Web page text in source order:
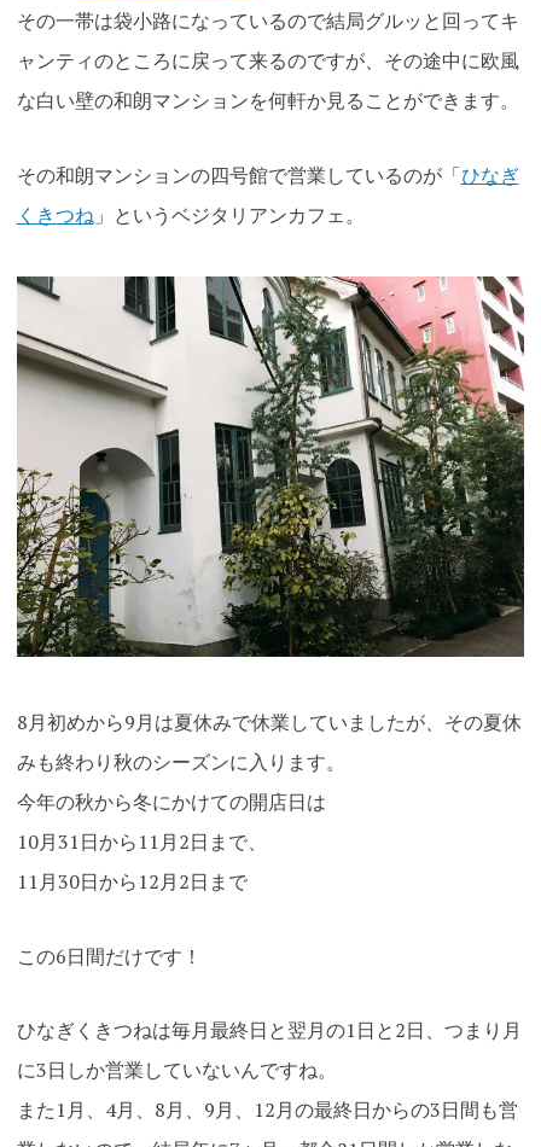
その一帯は袋小路になっているので結局グルッと回ってキ
ャンティのところに戻って来るのですが、その途中に欧風
な白い壁の和朗マンションを何軒か見ることができます。
その和朗マンションの四号館で営業しているのが「ひなぎ
くきつね」というベジタリアンカフェ。
8月初めから9月は夏休みで休業していましたが、その夏休
みも終わり秋のシーズンに入ります。
今年の秋から冬にかけての開店日は
10月31日から11月2日まで、
11月30日から12月2日まで
この6日間だけです！
ひなぎくきつねは毎月最終日と翌月の1日と2日、つまり月
に3日しか営業していないんですね。
また1月、4月、8月、9月、12月の最終日からの3日間も営